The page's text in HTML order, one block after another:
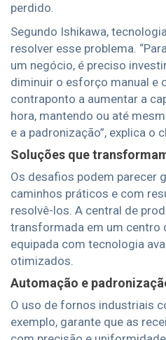
perdido.
Segundo Ishikawa,
resolver esse problema.
um negócio, é preciso
diminuir o esforço manual e
contraponto a aumentar a
hora, mantendo ou até
e a padronização”, explica o
Soluções que
Os desafios podem parecer
caminhos práticos e com
resolvê-los. A central de
transformada em um centro
equipada com tecnologia
otimizados.
Automação e
O uso de fornos industriais
exemplo, garante que as